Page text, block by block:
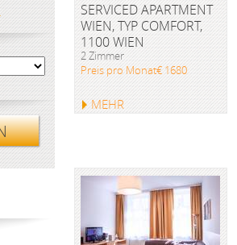
SERVICED APARTMENT
WIEN, TYP COMFORT,
1100 WIEN
2 Zimmer
Preis pro Monat€ 1680
MEHR